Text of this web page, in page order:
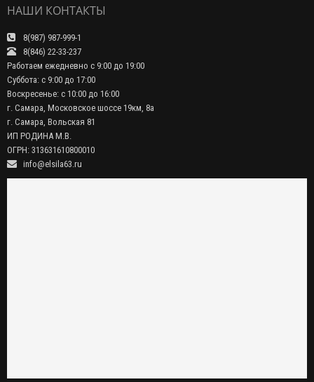
НАШИ КОНТАКТЫ
8(987) 987-999-1
8(846) 22-33-237
Работаем ежедневно с 9:00 до 19:00
Суббота: с 9:00 до 17:00
Воскресенье: с 10:00 до 16:00
г. Самара, Московское шоссе 19км, 8а
г. Самара, Вольская 81
ИП РОДИНА М.В.
ОГРН: 313631610800010
info@elsila63.ru